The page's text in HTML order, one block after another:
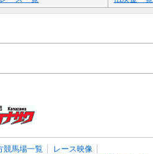
競馬場一覧
レース映像